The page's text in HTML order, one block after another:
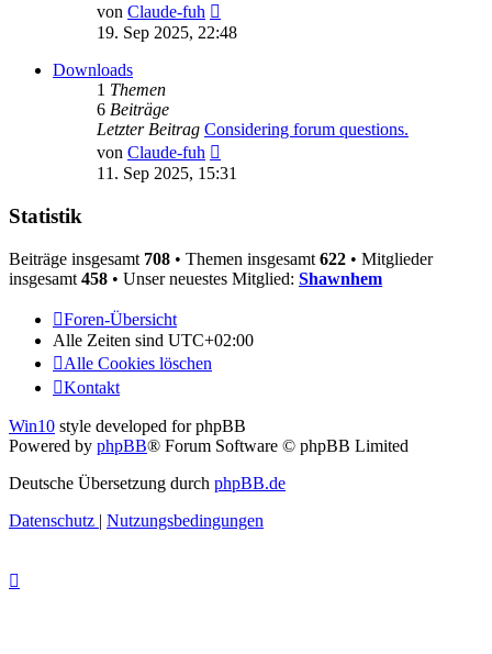
von Claude-fuh
Beitrag
19. Sep 2025, 22:48
Downloads
1 Themen
6 Beiträge
Letzter Beitrag Considering forum questions.
von Claude-fuh
Beitrag
11. Sep 2025, 15:31
Statistik
Beiträge insgesamt 708 • Themen insgesamt 622 • Mitglieder
insgesamt 458 • Unser neuestes Mitglied: Shawnhem
Foren-Übersicht
Alle Zeiten sind UTC+02:00
Alle Cookies löschen
Kontakt
Win10 style developed for phpBB
Powered by phpBB® Forum Software © phpBB Limited
Deutsche Übersetzung durch phpBB.de
Datenschutz | Nutzungsbedingungen